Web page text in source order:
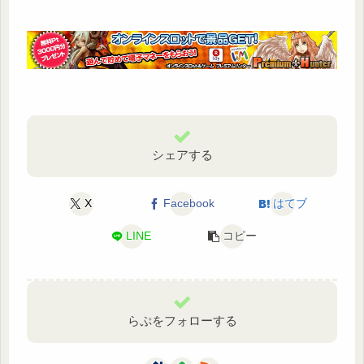
シェアする
X Facebook はてブ
LINE コピー
らぷをフォローする